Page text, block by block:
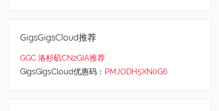
GigsGigsCloud推荐
GGC 洛杉矶CN2GIA推荐
GigsGigsCloud优惠码： PMJODH5XN0G6